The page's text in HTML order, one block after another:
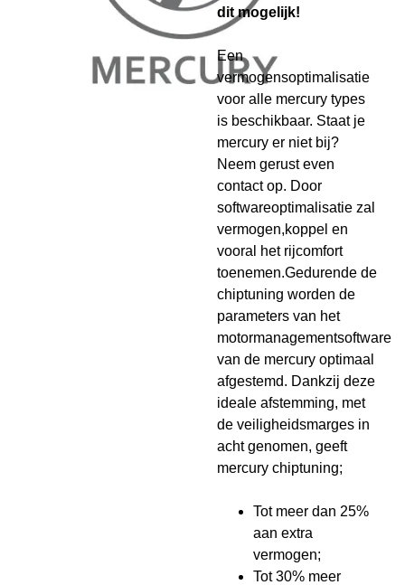
dit mogelijk!
Een
vermogensoptimalisatie
voor alle mercury types
is beschikbaar. Staat je
mercury er niet bij?
Neem gerust even
contact op. Door
softwareoptimalisatie zal
vermogen,koppel en
vooral het rijcomfort
toenemen.Gedurende de
chiptuning worden de
parameters van het
motormanagementsoftware
van de mercury optimaal
afgestemd. Dankzij deze
ideale afstemming, met
de veiligheidsmarges in
acht genomen, geeft
mercury chiptuning;
Tot meer dan 25%
aan extra
vermogen;
Tot 30% meer